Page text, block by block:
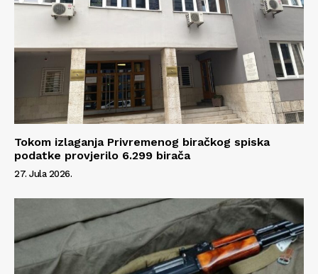
Tokom izlaganja Privremenog biračkog spiska
podatke provjerilo 6.299 birača
27. Jula 2026.